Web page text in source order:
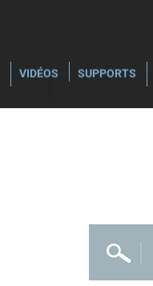
VIDÉOS SUPPORTS